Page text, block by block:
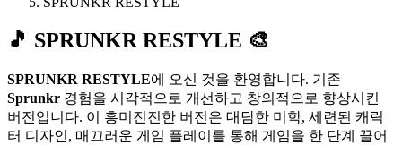
🎵 SPRUNKR RESTYLE 🎨
SPRUNKR RESTYLE에 오신 것을 환영합니다. 기존
Sprunkr 경험을 시각적으로 개선하고 창의적으로 향상시킨
버전입니다. 이 흥미진진한 버전은 대담한 미학, 세련된 캐릭
터 디자인, 매끄러운 게임 플레이를 통해 게임을 한 단계 끌어